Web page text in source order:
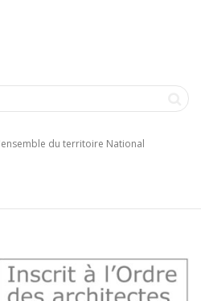
du territoire National